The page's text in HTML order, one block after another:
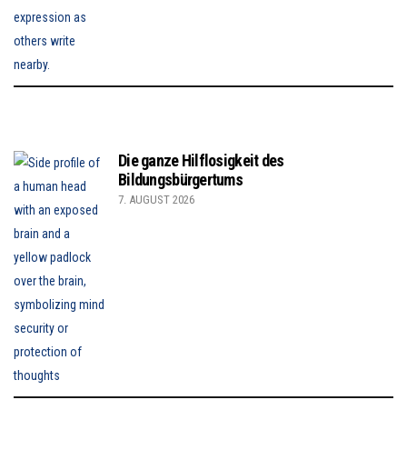
Die ganze Hilflosigkeit des
Bildungsbürgertums
7. AUGUST 2026